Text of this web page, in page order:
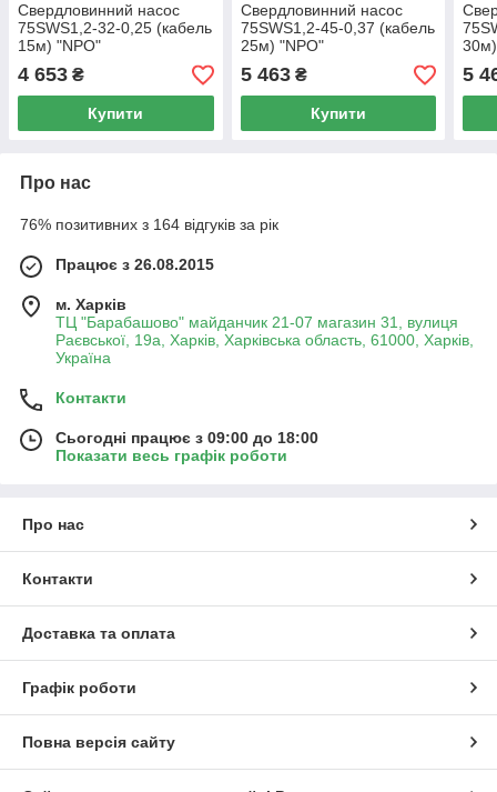
Свердловинний насос
75SWS1,2-32-0,25 (кабель
15м) "NPO"
4 653 ₴
Купити
Свердловинний насос
75SWS1,2-45-0,37 (кабель
25м) "NPO"
5 463₴
Купити
5
Про нас
76% позитивних з 164 відгуків за рік
Працює з 26.08.2015
м. Харків
ТЦ "Барабашово" майданчик 21-07 магазин 31, вулиця
Раєвської, 19а, Харків, Харківська область, 61000, Харків,
Україна
Контакти
Сьогодні працює з 09:00 до 18:00
Показати весь графік роботи
Про нас
Контакти
Доставка та оплата
Графік роботи
Повна версія сайту